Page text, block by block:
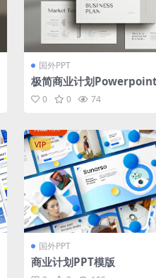
国外PPT
极简商业计划
Minimal Business Plan
oint Template
0 0 74
VIP
国外PPT
商业计划PPT模版